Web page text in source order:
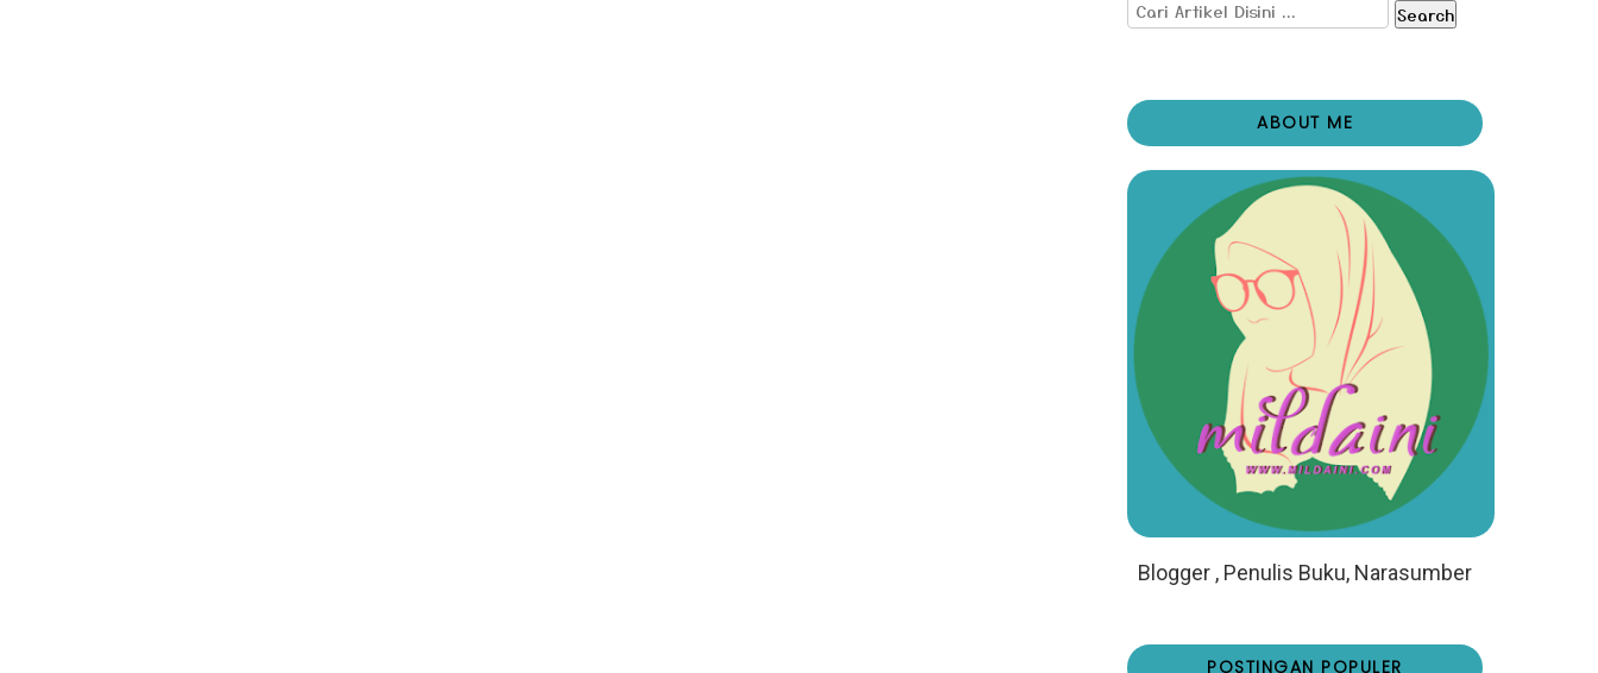
Search
ABOUT ME
Blogger , Penulis Buku, Narasumber
POSTINGAN POPULER